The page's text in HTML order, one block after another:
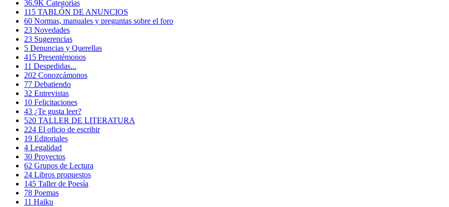
36.9K Categorías
115 TABLÓN DE ANUNCIOS
60 Normas, manuales y preguntas sobre el foro
23 Novedades
23 Sugerencias
5 Denuncias y Querellas
415 Presentémonos
11 Despedidas...
202 Conozcámonos
77 Debatiendo
32 Entrevistas
10 Felicitaciones
43 ¿Te gusta leer?
520 TALLER DE LITERATURA
224 El oficio de escribir
19 Editoriales
4 Legalidad
30 Proyectos
62 Grupos de Lectura
24 Libros propuestos
145 Taller de Poesía
78 Poemas
11 Haiku